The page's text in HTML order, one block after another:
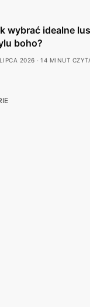
wybrać idealne
boho?
2026 14 MINUT